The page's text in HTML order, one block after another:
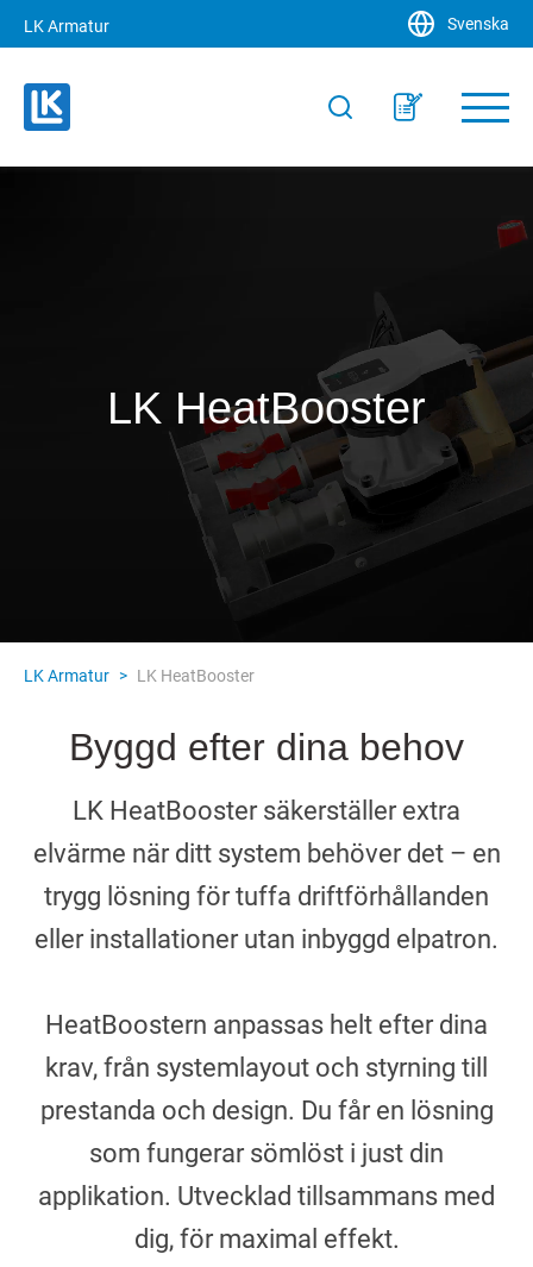
LK Armatur Svenska
LK HeatBooster
LK Armatur > LK HeatBooster
Byggd efter dina behov
LK HeatBooster säkerställer extra
elvärme när ditt system behöver det – en
trygg lösning för tuffa driftförhållanden
eller installationer utan inbyggd elpatron.
HeatBoostern anpassas helt efter dina
krav, från systemlayout och styrning till
prestanda och design. Du får en lösning
som fungerar sömlöst i just din
applikation. Utvecklad tillsammans med